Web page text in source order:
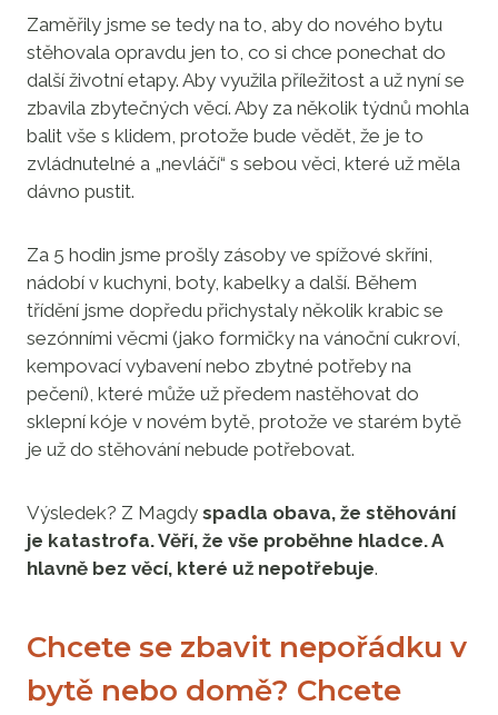
Zaměřily jsme se tedy na to, aby do nového bytu
stěhovala opravdu jen to, co si chce ponechat do
další životní etapy. Aby využila příležitost a už nyní se
zbavila zbytečných věcí. Aby za několik týdnů mohla
balit vše s klidem, protože bude vědět, že je to
zvládnutelné a „nevláčí“ s sebou věci, které už měla
dávno pustit.
Za 5 hodin jsme prošly zásoby ve spížové skříni,
nádobí v kuchyni, boty, kabelky a další. Během
třídění jsme dopředu přichystaly několik krabic se
sezónními věcmi (jako formičky na vánoční cukroví,
kempovací vybavení nebo zbytné potřeby na
pečení), které může už předem nastěhovat do
sklepní kóje v novém bytě, protože ve starém bytě
je už do stěhování nebude potřebovat.
Výsledek? Z Magdy spadla obava, že stěhování
je katastrofa. Věří, že vše proběhne hladce. A
hlavně bez věcí, které už nepotřebuje.
Chcete se zbavit nepořádku v
bytě nebo domě? Chcete